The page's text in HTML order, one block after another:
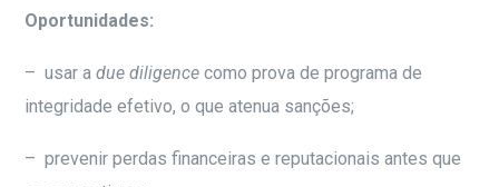
Oportunidades:
– usar adue diligence como prova de programa de
integridade efetivo, o que atenua sanções;
– prevenir perdas financeiras e reputacionais antes que